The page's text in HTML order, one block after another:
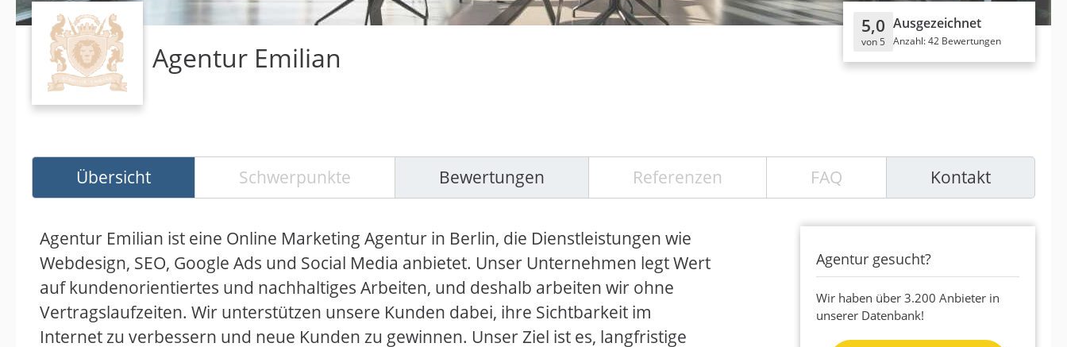
Agentur Emilian
5,0
von 5
Ausgezeichnet
Anzahl: 42 Bewertungen
Übersicht Schwerpunkte Bewertungen Referenzen FAQ Kontakt
Agentur Emilian ist eine Online Marketing Agentur in Berlin, die Dienstleistungen wie
Webdesign, SEO, Google Ads und Social Media anbietet. Unser Unternehmen legt Wert
auf kundenorientiertes und nachhaltiges Arbeiten, und deshalb arbeiten wir ohne
Vertragslaufzeiten. Wir unterstützen unsere Kunden dabei, ihre Sichtbarkeit im
Internet zu verbessern und neue Kunden zu gewinnen. Unser Ziel ist es, langfristige
Agentur gesucht?
Wir haben über 3.200 Anbieter in
unserer Datenbank!